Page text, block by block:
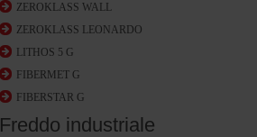
ZEROKLASS WALL
ZEROKLASS LEONARDO
LITHOS 5 G
FIBERMET G
FIBERSTAR G
Freddo industriale